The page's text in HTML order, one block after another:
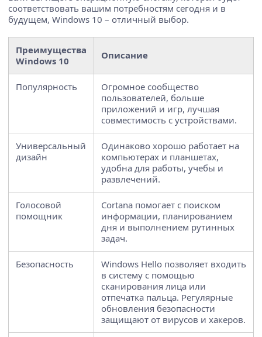
соответствовать вашим потребностям сегодня и в
будущем, Windows 10 – отличный выбор.
Преимущества
Windows 10
Описание
Популярность
Огромное сообщество
пользователей, больше
приложений и игр, лучшая
совместимость с устройствами.
Универсальный
дизайн
Одинаково хорошо работает на
компьютерах и планшетах,
удобна для работы, учебы и
развлечений.
Голосовой
помощник
Cortana помогает с поиском
информации, планированием
дня и выполнением рутинных
задач.
Безопасность
Windows Hello позволяет входить
в систему с помощью
сканирования лица или
отпечатка пальца. Регулярные
обновления безопасности
защищают от вирусов и хакеров.